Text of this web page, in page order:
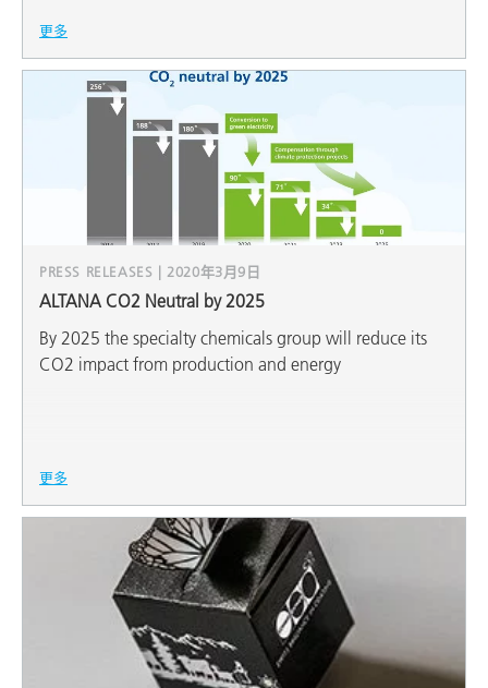
更多
PRESS RELEASES | 2020年3月9日
ALTANA CO2 Neutral by 2025
By 2025 the specialty chemicals group will reduce its
CO2 impact from production and energy
更多